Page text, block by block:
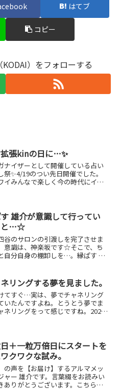
はてブ
コピー
）をフォローする
張kinの日に…✨
ナイザーとして開催している占い
祭✨4/19のつい先日開催でした。
イみんなで楽しく今の時代にイベ
て事に意識を置...
雄介が意識して行ってい
と…☆
谷のサロンの引渡しを完了させま
意識は、神楽坂です☆そこで、ち
自分自身の棚卸しを…。縁ぱす 雄
いることがあります。謹厳実直で
はこれは自分自身...
リングする夢を見ました。
てすぐ…実は、夢でチャネリング
いたんですよね。とうとう夢でま
ネリングをって感じですね。2021
すね。しっかり...
＋一粒万倍日にスタートを
クワクな試み。
の声を【お届け】するアルマメッ
ャー 雄介です。言葉綴をお読みい
ありがとうございます。こちらの